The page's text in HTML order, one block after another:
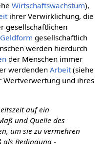
Wirtschaftswachstum),
ihrer Verwirklichung, die
gesellschaftlichen
Geldform gesellschaftlich
werden hierdurch
der Menschen immer
werdendenArbeit(siehe
und ihres
auf ein
und Quelle des
um sie zu vermehren
als Bedingung -